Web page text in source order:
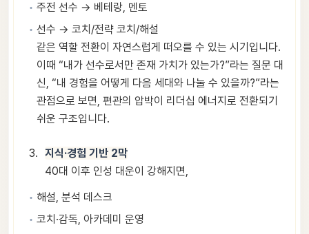
주전 선수 → 베테랑, 멘토
선수 → 코치/전략 코치/해설
같은 역할 전환이 자연스럽게 떠오를 수 있는 시기입니다.
이때 “내가 선수로서만 존재 가치가 있는가?”라는 질문 대
신, “내 경험을 어떻게 다음 세대와 나눌 수 있을까?”라는
관점으로 보면, 편관의 압박이 리더십 에너지로 전환되기
쉬운 구조입니다.
지식·경험 기반 2막
40대 이후 인성 대운이 강해지면,
해설, 분석 데스크
코치·감독, 아카데미 운영